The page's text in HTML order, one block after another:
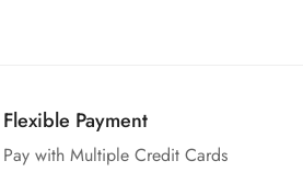
Flexible Payment
Pay with Multiple Credit Cards